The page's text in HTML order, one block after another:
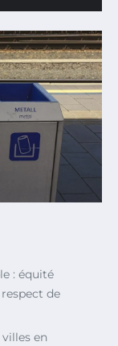
: équité
de
en